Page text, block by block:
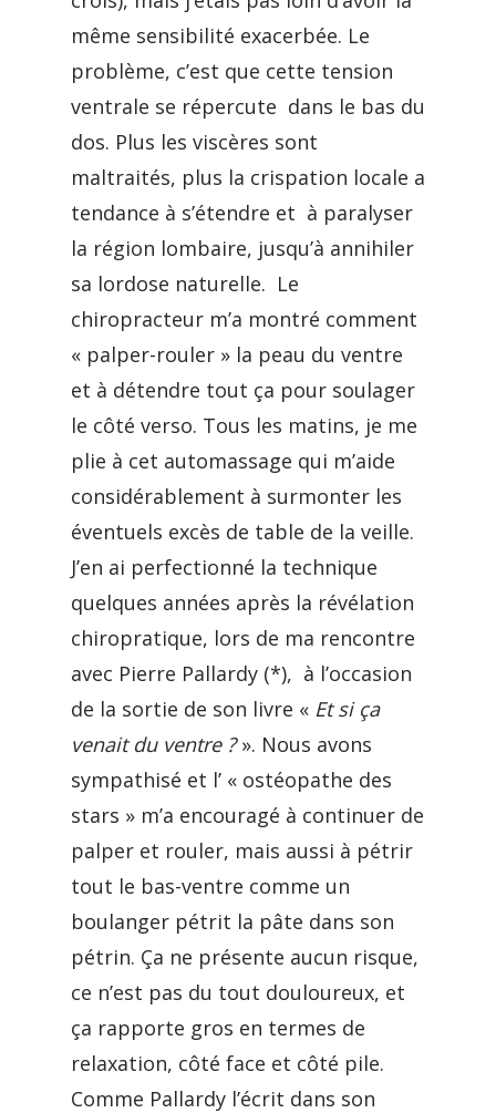
même sensibilité exacerbée. Le
problème, c’est que cette tension
ventrale se répercute dans le bas du
dos. Plus les viscères sont
maltraités, plus la crispation locale a
tendance à s’étendre et à paralyser
la région lombaire, jusqu’à annihiler
sa lordose naturelle. Le
chiropracteur m’a montré comment
« palper-rouler » la peau du ventre
et à détendre tout ça pour soulager
le côté verso. Tous les matins, je me
plie à cet automassage qui m’aide
considérablement à surmonter les
éventuels excès de table de la veille.
J’en ai perfectionné la technique
quelques années après la révélation
chiropratique, lors de ma rencontre
avec Pierre Pallardy (*), à l’occasion
de la sortie de son livre « Et si ça
venait du ventre ?». Nous avons
sympathisé et l’ « ostéopathe des
stars » m’a encouragé à continuer de
palper et rouler, mais aussi à pétrir
tout le bas-ventre comme un
boulanger pétrit la pâte dans son
pétrin. Ça ne présente aucun risque,
ce n’est pas du tout douloureux, et
ça rapporte gros en termes de
relaxation, côté face et côté pile.
Comme Pallardy l’écrit dans son